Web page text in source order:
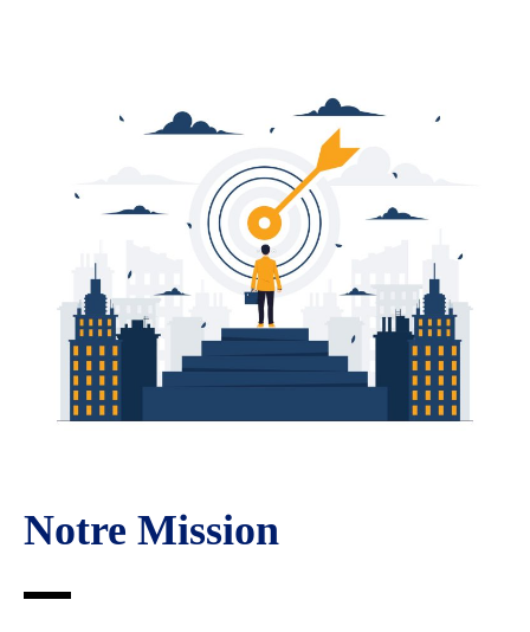
Notre Mission